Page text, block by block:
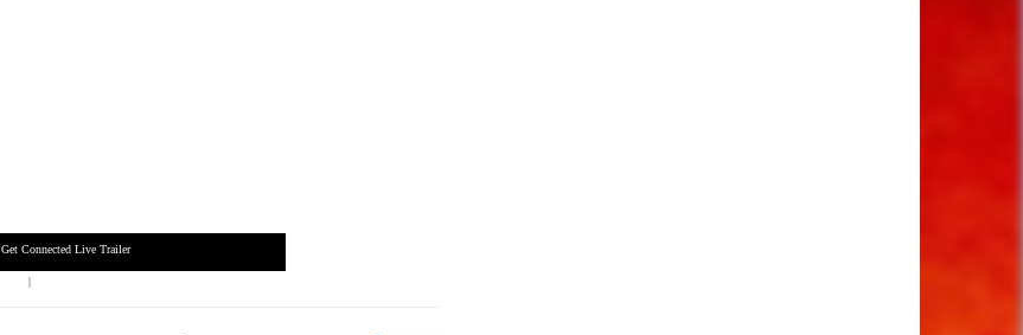
Get Connected Live Trailer
|